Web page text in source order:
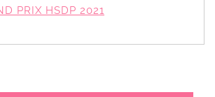
PRIX HSDP 2021